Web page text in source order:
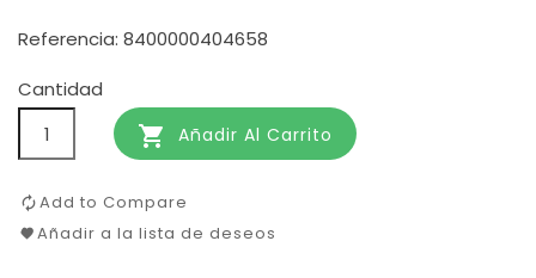
Referencia: 8400000404658
Cantidad
 Añadir Al Carrito
Add to Compare
Añadir a la lista de deseos